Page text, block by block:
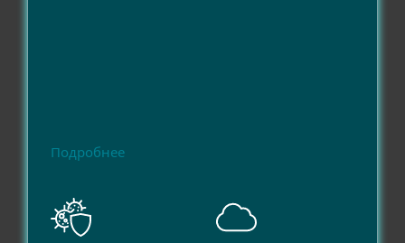
Подробнее